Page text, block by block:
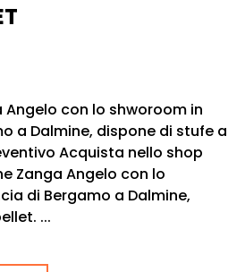
Angelo con lo shworoom in
a Dalmine, dispone di stufe a
Acquista nello shop
Zanga Angelo con lo
di Bergamo a Dalmine,
...